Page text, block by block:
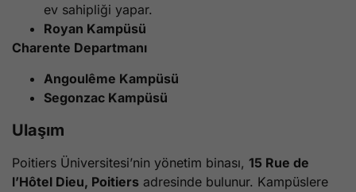
ev sahipliği yapar.
Royan Kampüsü
Charente Departmanı
Angoulême Kampüsü
Segonzac Kampüsü
Ulaşım
Poitiers Üniversitesi’nin yönetim binası, 15 Rue de
l’Hôtel Dieu, Poitiers adresinde bulunur. Kampüslere